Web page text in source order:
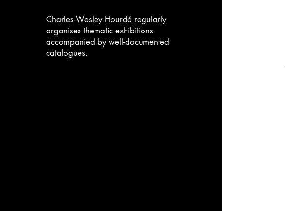
Charles-Wesley Hourdé regularly
organises thematic exhibitions
accompanied by well-documented
catalogues.